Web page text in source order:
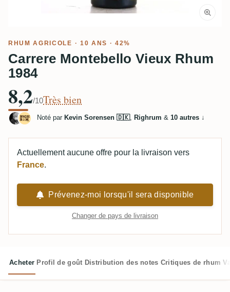
RHUM AGRICOLE · 10 ANS · 42%
Carrere Montebello Vieux Rhum
1984
8,2/10Très bien
Noté par Kevin Sorensen 🇩🇰, Righrum & 10 autres ↓
Actuellement aucune offre pour la livraison vers
France.
Prévenez-moi lorsqu'il sera disponible
Changer de pays de livraison
Acheter Profil de goût Distribution des notes Critiques de rhum